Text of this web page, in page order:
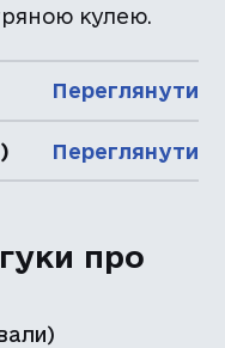
кулею.
Переглянути
Переглянути
про